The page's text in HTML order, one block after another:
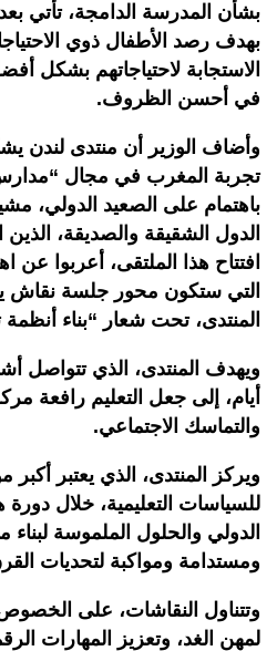
بشأن المدرسة الدامجة، تأتي بعد
بهدف رصد الأطفال ذوي
الاستجابة لاحتياجاتهم بشكل
في أحسن الظروف.
وأضاف الوزير أن منتدى لندن
تجربة المغرب في مجال
باهتمام على الصعيد الدولي،
الدول الشقيقة والصديقة،
افتتاح هذا الملتقى، أعربوا عن
التي ستكون محور جلسة نقاش
المنتدى، تحت شعار “بناء
ويهدف المنتدى، الذي تتواصل
أيام، إلى جعل التعليم رافعة
والتماسك الاجتماعي.
ويركز المنتدى، الذي يعتبر
للسياسات التعليمية، خلال
الدولي والحلول الملموسة
ومستدامة ومواكبة لتحديات
وتتناول النقاشات، على
لمهن الغد، وتعزيز المهارات